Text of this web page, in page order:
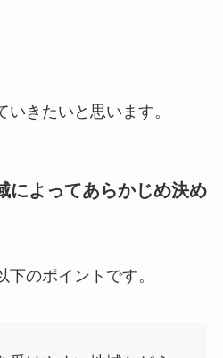
きたいと思います。
によってあらかじめ決め
のポイントです。